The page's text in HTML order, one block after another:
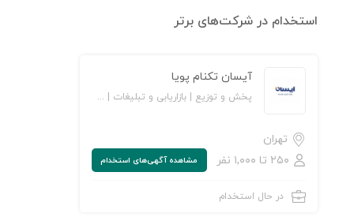
استخدام در شرکت‌های برتر
آیسان تکنام پویا
پخش و توزیع | بازاریابی و تبلیغات | خرده‌فروشی/ مراکز خرید و فروشگاه‌ها | کالاهای مصرفی و تندگردش
تهران
۲۵۰ تا ۱,۰۰۰ نفر
مشاهده‌ آگهی‌های استخدام
در حال استخدام